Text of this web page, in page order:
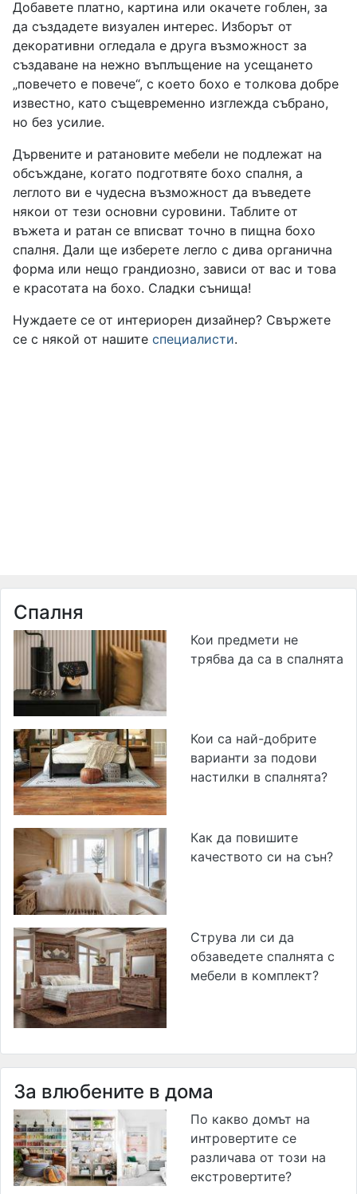
Добавете платно, картина или окачете гоблен, за
да създадете визуален интерес. Изборът от
декоративни огледала е друга възможност за
създаване на нежно въплъщение на усещането
„повечето е повече“, с което бохо е толкова добре
известно, като същевременно изглежда събрано,
но без усилие.
Дървените и ратановите мебели не подлежат на
обсъждане, когато подготвяте бохо спалня, а
леглото ви е чудесна възможност да въведете
някои от тези основни суровини. Таблите от
въжета и ратан се вписват точно в пищна бохо
спалня. Дали ще изберете легло с дива органична
форма или нещо грандиозно, зависи от вас и това
е красотата на бохо. Сладки сънища!
Нуждаете се от интериорен дизайнер? Свържете
се с някой от нашите специалисти.
Спалня
Кои предмети не
трябва да са в спалнята
Кои са най-добрите
варианти за подови
настилки в спалнята?
Как да повишите
качеството си на сън?
Струва ли си да
обзаведете спалнята с
мебели в комплект?
За влюбените в дома
По какво домът на
интровертите се
различава от този на
екстровертите?